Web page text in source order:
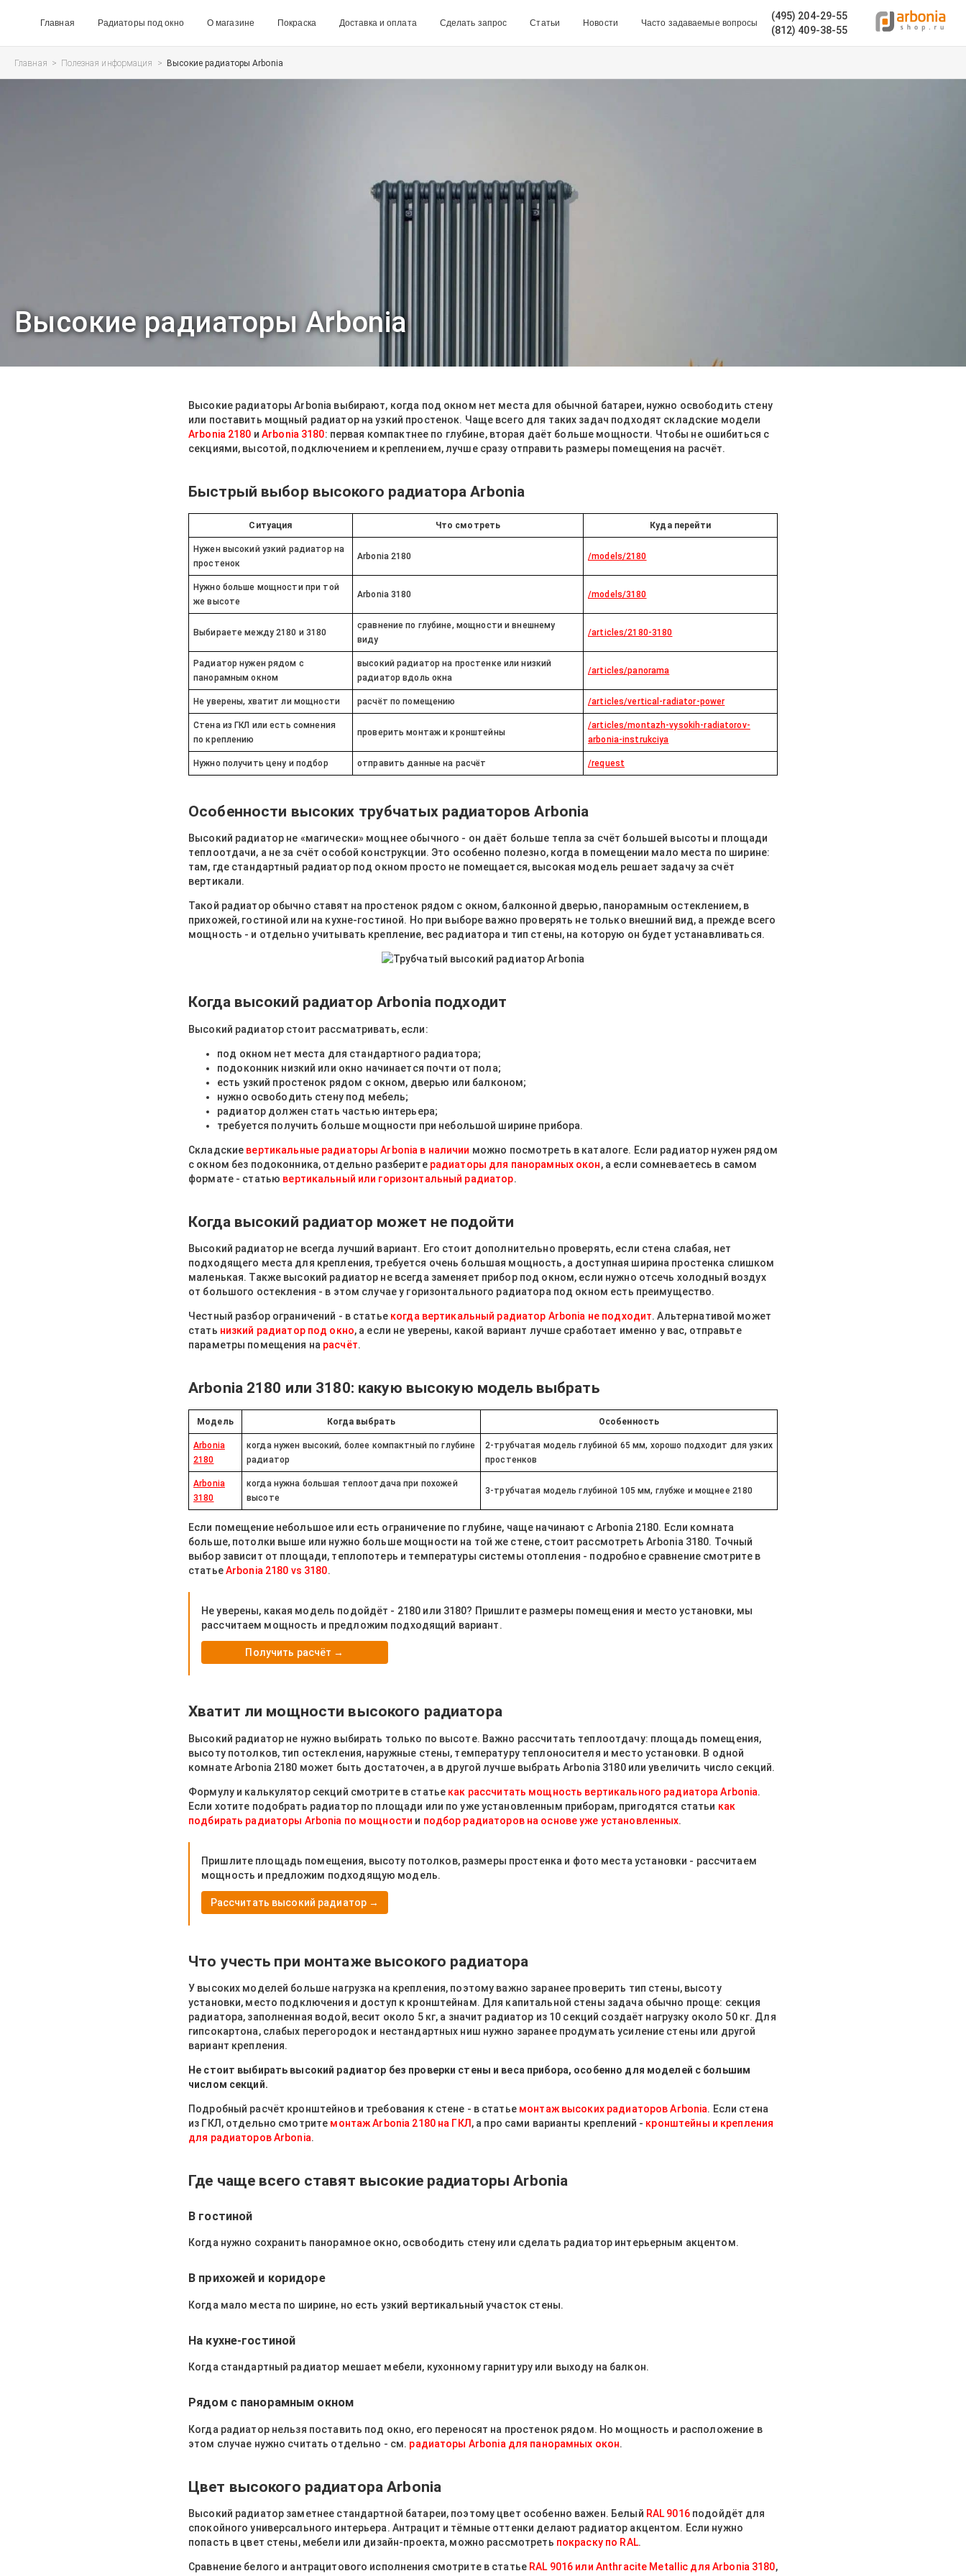
Главная Радиаторы под окно О магазине Покраска Доставка и оплата Сделать запрос Статьи Новости Часто задаваемые вопросы
(495) 204-29-55
(812) 409-38-55
Главная > Полезная информация > Высокие радиаторы Arbonia
Высокие радиаторы Arbonia
Высокие радиаторы Arbonia выбирают, когда под окном нет места для обычной батареи, нужно освободить стену
или поставить мощный радиатор на узкий простенок. Чаще всего для таких задач подходят складские модели
Arbonia 2180 и Arbonia 3180: первая компактнее по глубине, вторая даёт больше мощности. Чтобы не ошибиться с
секциями, высотой, подключением и креплением, лучше сразу отправить размеры помещения на расчёт.
Быстрый выбор высокого радиатора Arbonia
Ситуация Что смотреть Куда перейти
Нужен высокий узкий радиатор на
простенок
Arbonia 2180 /models/2180
Нужно больше мощности при той
же высоте
Arbonia 3180 /models/3180
Выбираете между 2180 и 3180
сравнение по глубине, мощности и внешнему
виду
/articles/2180-3180
Радиатор нужен рядом с
панорамным окном
высокий радиатор на простенке или низкий
радиатор вдоль окна
/articles/panorama
Не уверены, хватит ли мощности расчёт по помещению /articles/vertical-radiator-power
Стена из ГКЛ или есть сомнения
по креплению
проверить монтаж и кронштейны
/articles/montazh-vysokih-radiatorov-
arbonia-instrukciya
Нужно получить цену и подбор отправить данные на расчёт /request
Особенности высоких трубчатых радиаторов Arbonia
Высокий радиатор не «магически» мощнее обычного - он даёт больше тепла за счёт большей высоты и площади
теплоотдачи, а не за счёт особой конструкции. Это особенно полезно, когда в помещении мало места по ширине:
там, где стандартный радиатор под окном просто не помещается, высокая модель решает задачу за счёт
вертикали.
Такой радиатор обычно ставят на простенок рядом с окном, балконной дверью, панорамным остеклением, в
прихожей, гостиной или на кухне-гостиной. Но при выборе важно проверять не только внешний вид, а прежде всего
мощность - и отдельно учитывать крепление, вес радиатора и тип стены, на которую он будет устанавливаться.
Когда высокий радиатор Arbonia подходит
Высокий радиатор стоит рассматривать, если:
под окном нет места для стандартного радиатора;
подоконник низкий или окно начинается почти от пола;
есть узкий простенок рядом с окном, дверью или балконом;
нужно освободить стену под мебель;
радиатор должен стать частью интерьера;
требуется получить больше мощности при небольшой ширине прибора.
Складские вертикальные радиаторы Arbonia в наличии можно посмотреть в каталоге. Если радиатор нужен рядом
с окном без подоконника, отдельно разберите радиаторы для панорамных окон, а если сомневаетесь в самом
формате - статью вертикальный или горизонтальный радиатор.
Когда высокий радиатор может не подойти
Высокий радиатор не всегда лучший вариант. Его стоит дополнительно проверять, если стена слабая, нет
подходящего места для крепления, требуется очень большая мощность, а доступная ширина простенка слишком
маленькая. Также высокий радиатор не всегда заменяет прибор под окном, если нужно отсечь холодный воздух
от большого остекления - в этом случае у горизонтального радиатора под окном есть преимущество.
Честный разбор ограничений - в статье когда вертикальный радиатор Arbonia не подходит. Альтернативой может
стать низкий радиатор под окно, а если не уверены, какой вариант лучше сработает именно у вас, отправьте
параметры помещения на расчёт.
Arbonia 2180 или 3180: какую высокую модель выбрать
Модель Когда выбрать Особенность
Arbonia
2180
когда нужен высокий, более компактный по глубине
радиатор
2-трубчатая модель глубиной 65 мм, хорошо подходит для узких
простенков
Arbonia
3180
когда нужна большая теплоотдача при похожей
высоте
3-трубчатая модель глубиной 105 мм, глубже и мощнее 2180
Если помещение небольшое или есть ограничение по глубине, чаще начинают с Arbonia 2180. Если комната
больше, потолки выше или нужно больше мощности на той же стене, стоит рассмотреть Arbonia 3180. Точный
выбор зависит от площади, теплопотерь и температуры системы отопления - подробное сравнение смотрите в
статье Arbonia 2180 vs 3180.
Не уверены, какая модель подойдёт - 2180 или 3180? Пришлите размеры помещения и место установки, мы
рассчитаем мощность и предложим подходящий вариант.
Получить расчёт →
Хватит ли мощности высокого радиатора
Высокий радиатор не нужно выбирать только по высоте. Важно рассчитать теплоотдачу: площадь помещения,
высоту потолков, тип остекления, наружные стены, температуру теплоносителя и место установки. В одной
комнате Arbonia 2180 может быть достаточен, а в другой лучше выбрать Arbonia 3180 или увеличить число секций.
Формулу и калькулятор секций смотрите в статье как рассчитать мощность вертикального радиатора Arbonia.
Если хотите подобрать радиатор по площади или по уже установленным приборам, пригодятся статьи как
подбирать радиаторы Arbonia по мощности и подбор радиаторов на основе уже установленных.
Пришлите площадь помещения, высоту потолков, размеры простенка и фото места установки - рассчитаем
мощность и предложим подходящую модель.
Рассчитать высокий радиатор →
Что учесть при монтаже высокого радиатора
У высоких моделей больше нагрузка на крепления, поэтому важно заранее проверить тип стены, высоту
установки, место подключения и доступ к кронштейнам. Для капитальной стены задача обычно проще: секция
радиатора, заполненная водой, весит около 5 кг, а значит радиатор из 10 секций создаёт нагрузку около 50 кг. Для
гипсокартона, слабых перегородок и нестандартных ниш нужно заранее продумать усиление стены или другой
вариант крепления.
Не стоит выбирать высокий радиатор без проверки стены и веса прибора, особенно для моделей с большим
числом секций.
Подробный расчёт кронштейнов и требования к стене - в статье монтаж высоких радиаторов Arbonia. Если стена
из ГКЛ, отдельно смотрите монтаж Arbonia 2180 на ГКЛ , а про сами варианты креплений - кронштейны и крепления
для радиаторов Arbonia.
Где чаще всего ставят высокие радиаторы Arbonia
В гостиной
Когда нужно сохранить панорамное окно, освободить стену или сделать радиатор интерьерным акцентом.
В прихожей и коридоре
Когда мало места по ширине, но есть узкий вертикальный участок стены.
На кухне-гостиной
Когда стандартный радиатор мешает мебели, кухонному гарнитуру или выходу на балкон.
Рядом с панорамным окном
Когда радиатор нельзя поставить под окно, его переносят на простенок рядом. Но мощность и расположение в
этом случае нужно считать отдельно - см. радиаторы Arbonia для панорамных окон.
Цвет высокого радиатора Arbonia
Высокий радиатор заметнее стандартной батареи, поэтому цвет особенно важен. Белый RAL 9016 подойдёт для
спокойного универсального интерьера. Антрацит и тёмные оттенки делают радиатор акцентом. Если нужно
попасть в цвет стены, мебели или дизайн-проекта, можно рассмотреть покраску по RAL.
Сравнение белого и антрацитового исполнения смотрите в статье RAL 9016 или Anthracite Metallic для Arbonia 3180,